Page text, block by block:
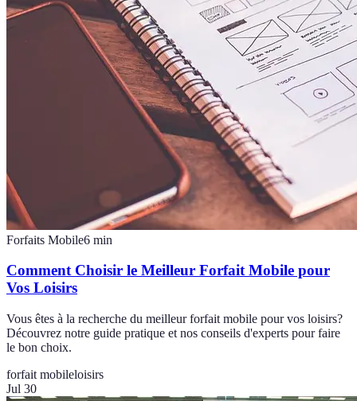
Forfaits Mobile6 min
Comment Choisir le Meilleur Forfait Mobile pour
Vos Loisirs
Vous êtes à la recherche du meilleur forfait mobile pour vos loisirs?
Découvrez notre guide pratique et nos conseils d'experts pour faire
le bon choix.
forfait mobileloisirs
Jul 30